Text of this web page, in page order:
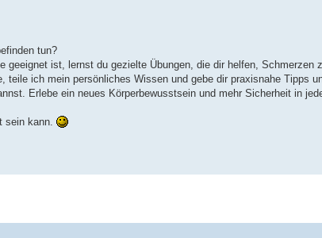
tun?
geeignet ist, lernst du gezielte Übungen, die dir helfen, Schmerzen
ich mein persönliches Wissen und gebe dir praxisnahe Tipps
Erlebe ein neues Körperbewusstsein und mehr Sicherheit in
sein kann.